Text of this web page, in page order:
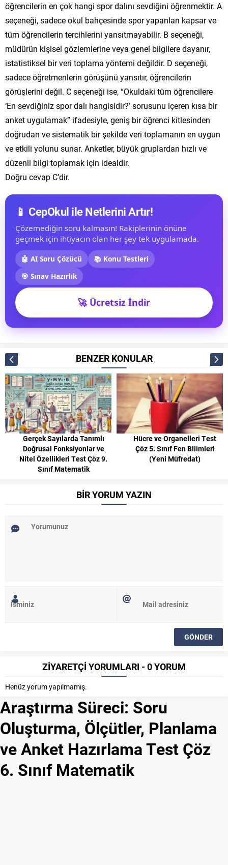
öğrencilerin en çok hangi spor dalını sevdiğini öğrenmektir. A
seçeneği, sadece okul bahçesinde spor yapanları kapsar ve
tüm öğrencilerin tercihlerini yansıtmayabilir. B seçeneği,
müdürün kişisel gözlemlerine veya genel bilgilere dayanır,
istatistiksel bir veri toplama yöntemi değildir. D seçeneği,
sadece öğretmenlerin görüşünü yansıtır, öğrencilerin
görüşlerini değil. C seçeneği ise, “Okuldaki tüm öğrencilere
‘En sevdiğiniz spor dalı hangisidir?’ sorusunu içeren kısa bir
anket uygulamak” ifadesiyle, geniş bir öğrenci kitlesinden
doğrudan ve sistematik bir şekilde veri toplamanın en uygun
ve etkili yolunu sunar. Anketler, büyük gruplardan hızlı ve
düzenli bilgi toplamak için idealdir.
Doğru cevap C’dir.
📱 CepOkul ile Netlerini Artır!
Çözemediğin soru kalmasın! Rakiplerinin önüne
geçmek için ihtiyacın olan her şey tek uygulamada.
🤖 AI Soru Çözücü
📚 Konu Testleri
🎯 Sınav Hazırlık
🚀 Ücretsiz İndir
BENZER KONULAR
Gerçek Sayılarda Tanımlı
Doğrusal Fonksiyonlar ve
Nitel Özellikleri Test Çöz 9.
Sınıf Matematik
Hücre ve Organelleri Test
Çöz 5. Sınıf Fen Bilimleri
(Yeni Müfredat)
BİR YORUM YAZIN
ZİYARETÇİ YORUMLARI - 0 YORUM
Henüz yorum yapılmamış.
Araştırma Süreci: Soru
Oluşturma, Ölçütler, Planlama
ve Anket Hazırlama Test Çöz
6. Sınıf Matematik